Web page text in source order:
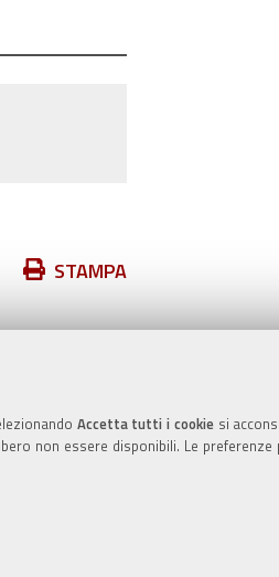
Accetta tutti i cookiesi
non essere disponibili. Le
Azioni
documento
STAMPA